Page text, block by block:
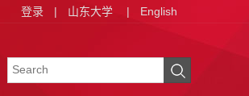
登录 | 山东大学 | English